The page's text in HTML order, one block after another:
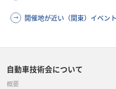
開催地が近い（関東）イベン
自動車技術会について
概要